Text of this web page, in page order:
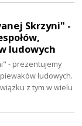
Skrzyni" -
ludowych
- prezentujemy
ludowych.
z tym w wielu